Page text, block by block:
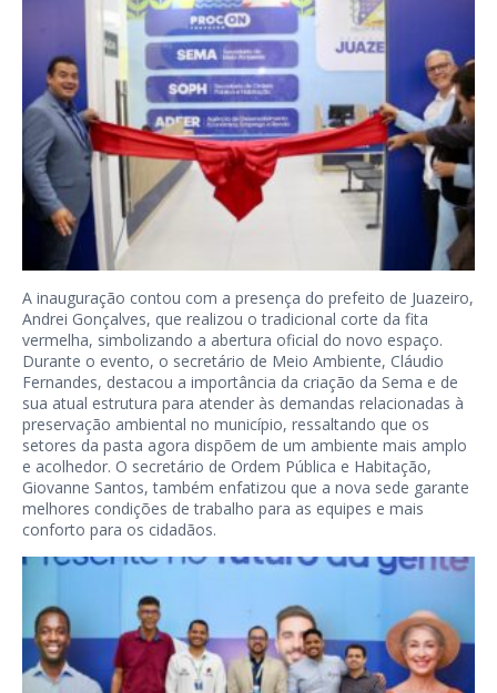
A inauguração contou com a presença do prefeito de Juazeiro,
Andrei Gonçalves, que realizou o tradicional corte da fita
vermelha, simbolizando a abertura oficial do novo espaço.
Durante o evento, o secretário de Meio Ambiente, Cláudio
Fernandes, destacou a importância da criação da Sema e de
sua atual estrutura para atender às demandas relacionadas à
preservação ambiental no município, ressaltando que os
setores da pasta agora dispõem de um ambiente mais amplo
e acolhedor. O secretário de Ordem Pública e Habitação,
Giovanne Santos, também enfatizou que a nova sede garante
melhores condições de trabalho para as equipes e mais
conforto para os cidadãos.